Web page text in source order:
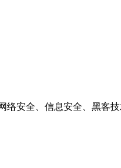
安全、信息安全、黑客技